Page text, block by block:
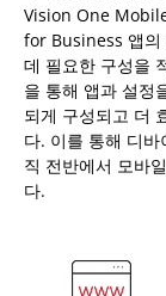
Vision One
for Business 앱의
데 필요한 구성을
을 통해 앱과 설정
되게 구성되고 더
다. 이를 통해 디
직 전반에서 모바
다.